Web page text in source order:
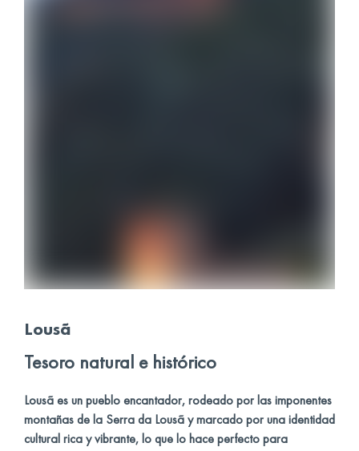
Lousã
Tesoro natural e histórico
Lousã es un pueblo encantador, rodeado por las imponentes
montañas de la Serra da Lousã y marcado por una identidad
cultural rica y vibrante, lo que lo hace perfecto para